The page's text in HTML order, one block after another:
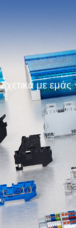
Σχετικά με εμάς